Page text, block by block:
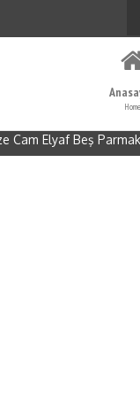
Home
Cam Elyaf Beş